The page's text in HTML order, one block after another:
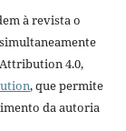
à revista o
Attribution 4.0,
, que permite
da autoria